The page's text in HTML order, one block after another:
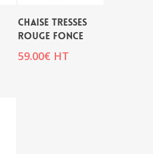
CHAISE TRESSES
ROUGE FONCE
59.00€ HT